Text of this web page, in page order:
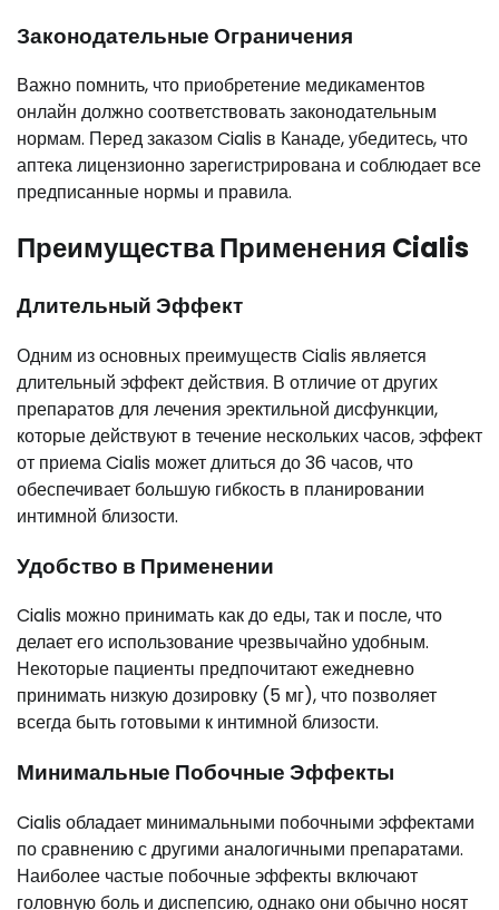
Законодательные Ограничения
Важно помнить, что приобретение медикаментов
онлайн должно соответствовать законодательным
нормам. Перед заказом Cialis в Канаде, убедитесь, что
аптека лицензионно зарегистрирована и соблюдает все
предписанные нормы и правила.
Преимущества Применения Cialis
Длительный Эффект
Одним из основных преимуществ Cialis является
длительный эффект действия. В отличие от других
препаратов для лечения эректильной дисфункции,
которые действуют в течение нескольких часов, эффект
от приема Cialis может длиться до 36 часов, что
обеспечивает большую гибкость в планировании
интимной близости.
Удобство в Применении
Cialis можно принимать как до еды, так и после, что
делает его использование чрезвычайно удобным.
Некоторые пациенты предпочитают ежедневно
принимать низкую дозировку (5 мг), что позволяет
всегда быть готовыми к интимной близости.
Минимальные Побочные Эффекты
Cialis обладает минимальными побочными эффектами
по сравнению с другими аналогичными препаратами.
Наиболее частые побочные эффекты включают
головную боль и диспепсию, однако они обычно носят